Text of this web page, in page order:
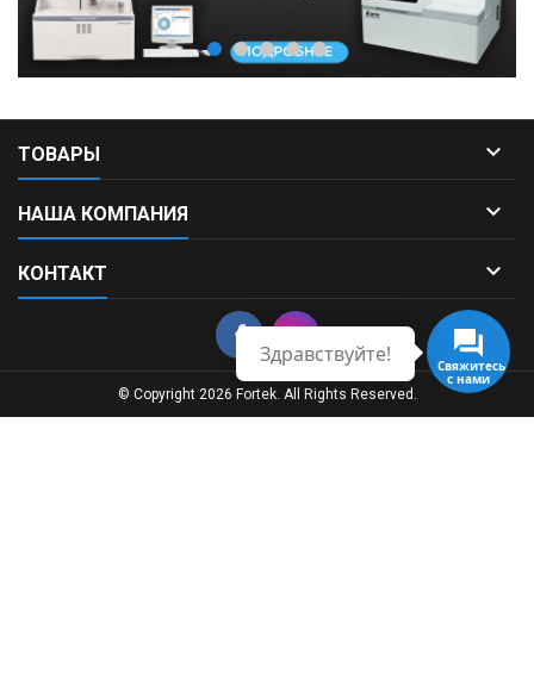
ТОВАРЫ 
НАША КОМПАНИЯ 
КОНТАКТ 
Свяжитесь
с нами
Здравствуйте!
© Copyright 2026 Fortek. All Rights Reserved.